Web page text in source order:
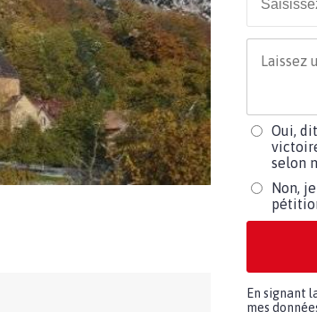
Oui,
selon
Non,
En signant
mes